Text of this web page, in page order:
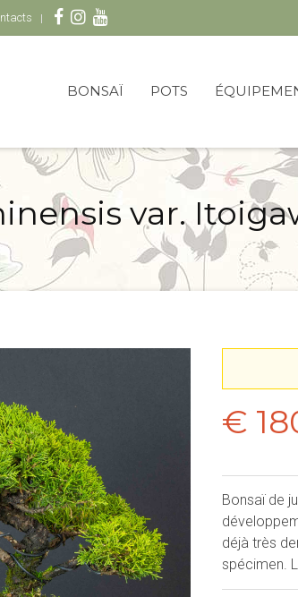
BONSAÏ POTS
var.
€
Bonsaï de
déjà très
spécimen.